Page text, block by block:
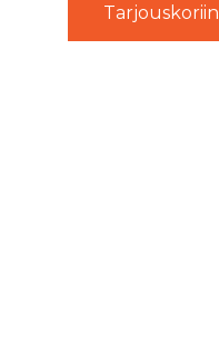
Tarjouskoriin